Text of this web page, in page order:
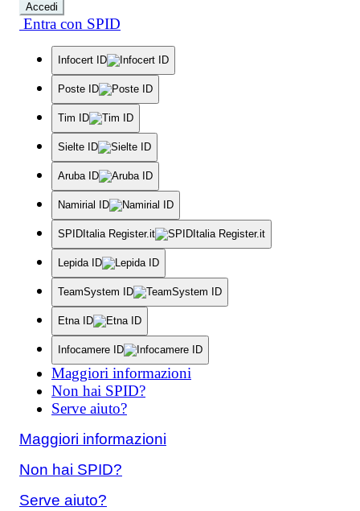
Accedi
Entra con SPID
Infocert ID
Poste ID
Tim ID
Sielte ID
Aruba ID
Namirial ID
SPIDItalia Register.it
Lepida ID
TeamSystem ID
Etna ID
Infocamere ID
Maggiori informazioni
Non hai SPID?
Serve aiuto?
Maggiori informazioni
Non hai SPID?
Serve aiuto?